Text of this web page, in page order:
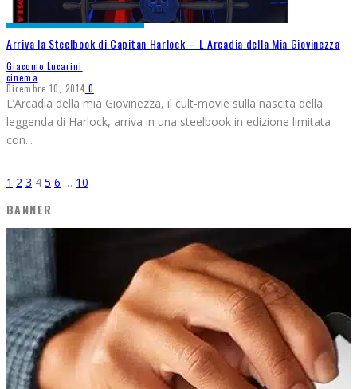
Arriva la Steelbook di Capitan Harlock – L Arcadia della Mia Giovinezza
Giacomo Lucarini
cinema
Dicembre 10, 2014 0
L’Arcadia della mia Giovinezza, il cult-movie sulla nascita della
leggenda di Harlock, arriva in una steelbook in edizione limitata
con...
1 2 3 4 5 6 … 10
BANNER